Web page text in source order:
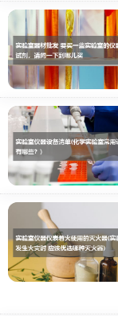
器 标准磨口 温度、
转速仪表 万用表
仪 气体检测 压力表
气体分析仪 环境检
温仪 温湿度计 露点
真空泵 恒流泵 粉碎
梯度混合器 漩涡混
谱相关设备 色谱仪
旋光仪 白度仪 光泽
微镜 学生显微镜 荧
量显微镜 袖珍显微
仪 软化点温度仪 熔
仪器什么是实验器材
仪器以及工具。既
生物实验箱，还包括
杯、蒸发皿、酒精
量气装置等单件实验
求所有的化学仪